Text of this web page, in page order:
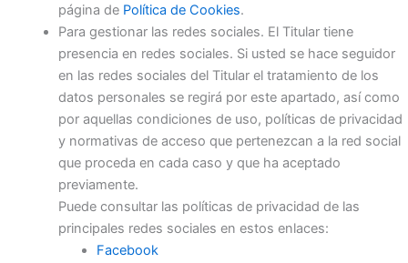
página de Política de Cookies.
Para gestionar las redes sociales. El Titular tiene
presencia en redes sociales. Si usted se hace seguidor
en las redes sociales del Titular el tratamiento de los
datos personales se regirá por este apartado, así como
por aquellas condiciones de uso, políticas de privacidad
y normativas de acceso que pertenezcan a la red social
que proceda en cada caso y que ha aceptado
previamente.
Puede consultar las políticas de privacidad de las
principales redes sociales en estos enlaces:
Facebook